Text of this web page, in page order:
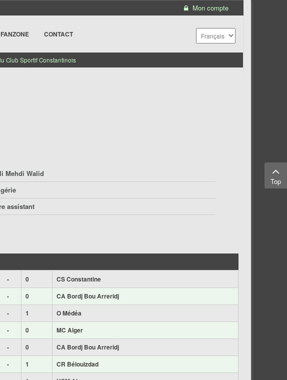
Mon compte
FANZONE CONTACT
Club Sportif Constantinois
Mehdi Walid
assistant
- 0
CS Constantine
- 0
CA Bordj Bou Arreridj
- 1
O Médéa
- 0
MC Alger
- 0
CA Bordj Bou Arreridj
- 1
CR Bélouizdad
Top